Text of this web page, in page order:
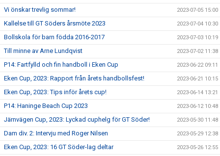
Vi önskar trevlig sommar! 2023-07-05 15:00
Kallelse till GT Söders årsmöte 2023 2023-07-04 10:30
Bollskola för barn födda 2016-2017 2023-07-03 10:19
Till minne av Arne Lundqvist 2023-07-02 11:38
P14: Fartfylld och fin handboll i Eken Cup 2023-06-22 09:11
Eken Cup, 2023: Rapport från årets handbollsfest! 2023-06-21 10:15
Eken Cup, 2023: Tips inför årets cup! 2023-06-14 13:21
P14: Haninge Beach Cup 2023 2023-06-12 10:48
Järnvägen Cup, 2023: Lyckad cuphelg för GT Söder! 2023-05-30 11:48
Dam div. 2: Intervju med Roger Nilsen 2023-05-29 12:38
Eken Cup, 2023: 16 GT Söder-lag deltar 2023-05-26 12:55